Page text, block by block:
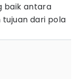
baik antara
dari pola